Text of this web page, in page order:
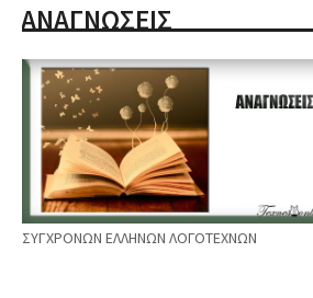
ΑΝΑΓΝΩΣΕΙΣ
ΣΥΓΧΡΟΝΩΝ ΕΛΛΗΝΩΝ ΛΟΓΟΤΕΧΝΩΝ